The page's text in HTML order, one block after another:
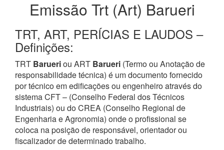
Emissão Trt (Art) Barueri
TRT, ART, PERÍCIAS E LAUDOS –
Definições:
TRT Barueriou ART Barueri (Termo ou Anotação de
responsabilidade técnica) é um documento fornecido
por técnico em edificações ou engenheiro através do
sistema CFT – (Conselho Federal dos Técnicos
Industriais) ou do CREA (Conselho Regional de
Engenharia e Agronomia) onde o profissional se
coloca na posição de responsável, orientador ou
fiscalizador de determinado trabalho.